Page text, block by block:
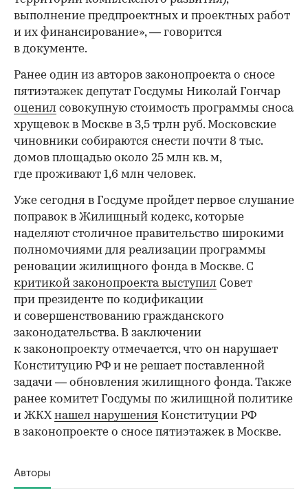
выполнение предпроектных и проектных работ
и их финансирование», — говорится
в документе.
Ранее один из авторов законопроекта о сносе
пятиэтажек депутат Госдумы Николай Гончар
оценил совокупную стоимость программы сноса
хрущевок в Москве в 3,5 трлн руб. Московские
чиновники собираются снести почти 8 тыс.
домов площадью около 25 млн кв. м,
где проживают 1,6 млн человек.
Уже сегодня в Госдуме пройдет первое слушание
поправок в Жилищный кодекс, которые
наделяют столичное правительство широкими
полномочиями для реализации программы
реновации жилищного фонда в Москве. С
критикой законопроекта выступил Совет
при президенте по кодификации
и совершенствованию гражданского
законодательства. В заключении
к законопроекту отмечается, что он нарушает
Конституцию РФ и не решает поставленной
задачи — обновления жилищного фонда. Также
ранее комитет Госдумы по жилищной политике
и ЖКХ нашел нарушения Конституции РФ
в законопроекте о сносе пятиэтажек в Москве.
Авторы